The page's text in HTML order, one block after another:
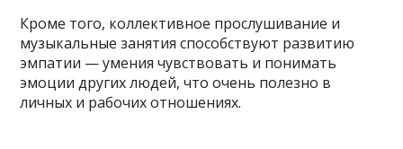
Кроме того, коллективное прослушивание и
музыкальные занятия способствуют развитию
эмпатии — умения чувствовать и понимать
эмоции других людей, что очень полезно в
личных и рабочих отношениях.